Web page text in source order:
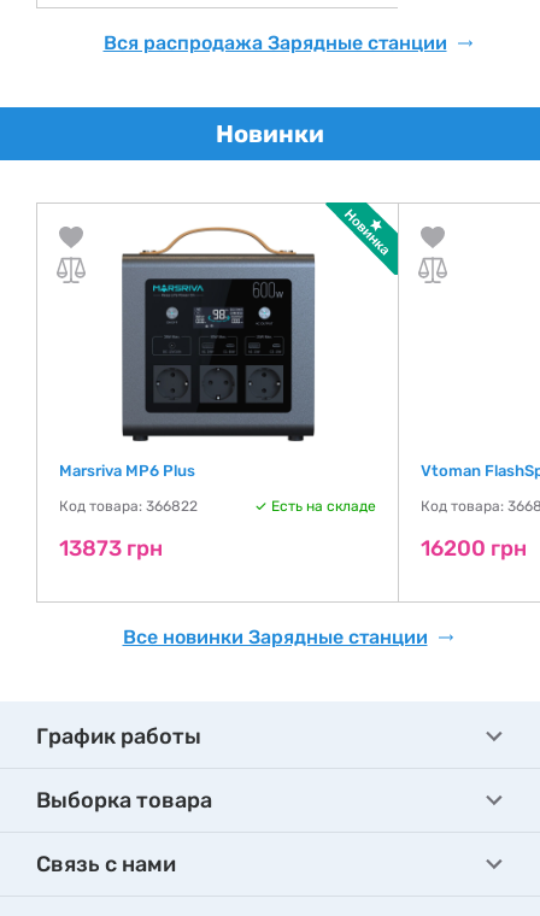
Вся распродажа Зарядные станции
Новинки
Marsriva MP6 Plus
Код товара: 366822 Есть на складе
13873 грн
Vtoman
Код товара:
16200 грн
Все новинки Зарядные станции
График работы
Выборка товара
Связь с нами